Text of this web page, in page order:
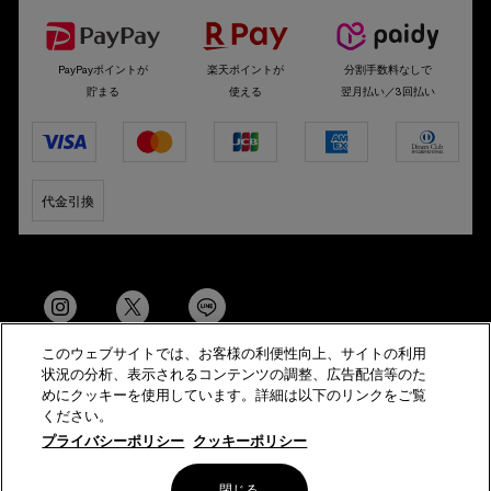
PayPayポイントが
貯まる
楽天ポイントが
使える
分割手数料なしで
翌月払い／3回払い
代金引換
© Helena Rubinstein All Rights Reserved
サイト利用規約 サイトマップ
このウェブサイトでは、お客様の利便性向上、サイトの利用
状況の分析、表示されるコンテンツの調整、広告配信等のた
めにクッキーを使用しています。詳細は以下のリンクをご覧
ください。
プライバシーポリシー クッキーポリシー